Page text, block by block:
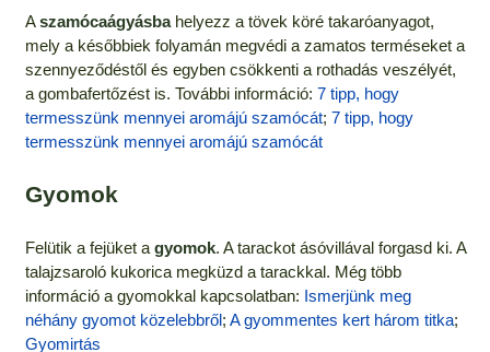
Aszamócaágyásbahelyezz a tövek köré takaróanyagot,
mely a későbbiek folyamán megvédi a zamatos terméseket a
szennyeződéstől és egyben csökkenti a rothadás veszélyét,
a gombafertőzést is. További információ: 7 tipp, hogy
termesszünk mennyei aromájú szamócát; 7 tipp, hogy
termesszünk mennyei aromájú szamócát
Gyomok
Felütik a fejüket a gyomok. A tarackot ásóvillával forgasd ki. A
talajzsaroló kukorica megküzd a tarackkal. Még több
információ a gyomokkal kapcsolatban: Ismerjünk meg
néhány gyomot közelebbről; A gyommentes kert három titka;
Gyomirtás